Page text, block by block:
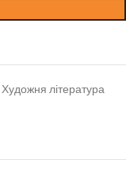
Художня література